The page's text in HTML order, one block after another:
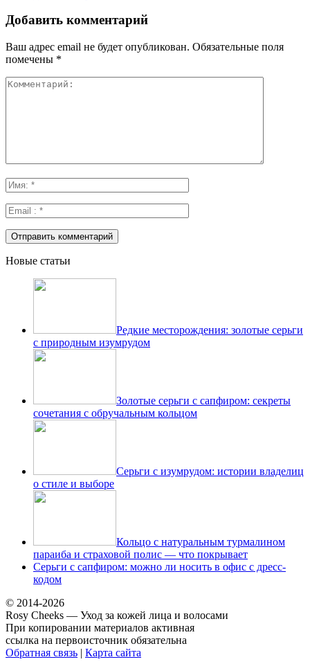
Добавить комментарий
Ваш адрес email не будет опубликован. Обязательные поля
помечены *
Новые статьи
Редкие месторождения: золотые серьги
с природным изумрудом
Золотые серьги с сапфиром: секреты
сочетания с обручальным кольцом
Серьги с изумрудом: истории владелиц
о стиле и выборе
Кольцо с натуральным турмалином
параиба и страховой полис — что покрывает
Серьги с сапфиром: можно ли носить в офис с дресс-
кодом
© 2014-2026
Rosy Cheeks — Уход за кожей лица и волосами
При копировании материалов активная
ссылка на первоисточник обязательна
Обратная связь | Карта сайта